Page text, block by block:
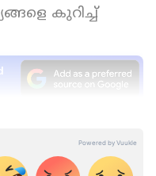
കുറിച്ച്